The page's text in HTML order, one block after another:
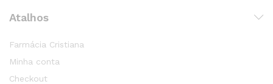
Atalhos
Farmácia Cristiana
Minha conta
Checkout